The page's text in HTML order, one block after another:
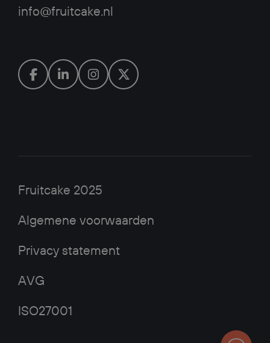
info@fruitcake.nl
Fruitcake 2025
Algemene voorwaarden
Privacy statement
AVG
ISO27001